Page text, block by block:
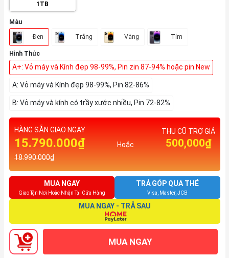
1TB
Màu
Đen Trắng Vàng Tím
Hình Thức
A+: Vỏ máy và Kính đẹp 98-99%, Pin zin 87-94% hoặc pin New
A: Vỏ máy và Kính đẹp 98-99%, Pin 82-86%
B: Vỏ máy và kính có trầy xước nhiều, Pin 72-82%
HÀNG SẴN GIAO NGAY
15.790.000₫
18.990.000₫
Hoặc
THU CŨ TRỢ GIÁ
500,000₫
MUA NGAY
Giao Tận Nơi Hoặc Nhận Tại Cửa Hàng
TRẢ GÓP QUA THẺ
Visa, Master, JCB
MUA NGAY - TRẢ SAU
MUA NGAY